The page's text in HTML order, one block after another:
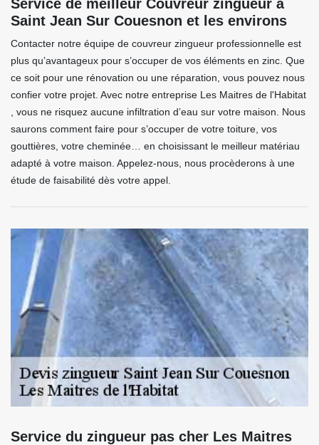
Service de meilleur Couvreur zingueur à
Saint Jean Sur Couesnon et les environs
Contacter notre équipe de couvreur zingueur professionnelle est
plus qu’avantageux pour s’occuper de vos éléments en zinc. Que
ce soit pour une rénovation ou une réparation, vous pouvez nous
confier votre projet. Avec notre entreprise Les Maitres de l'Habitat
, vous ne risquez aucune infiltration d’eau sur votre maison. Nous
saurons comment faire pour s’occuper de votre toiture, vos
gouttières, votre cheminée… en choisissant le meilleur matériau
adapté à votre maison. Appelez-nous, nous procèderons à une
étude de faisabilité dès votre appel.
Service du zingueur pas cher Les Maitres